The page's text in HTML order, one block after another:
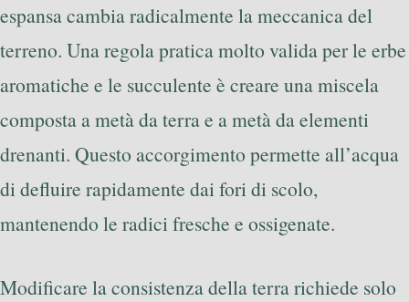
espansa cambia radicalmente la meccanica del
terreno. Una regola pratica molto valida per le erbe
aromatiche e le succulente è creare una miscela
composta a metà da terra e a metà da elementi
drenanti. Questo accorgimento permette all’acqua
di defluire rapidamente dai fori di scolo,
mantenendo le radici fresche e ossigenate.
Modificare la consistenza della terra richiede solo